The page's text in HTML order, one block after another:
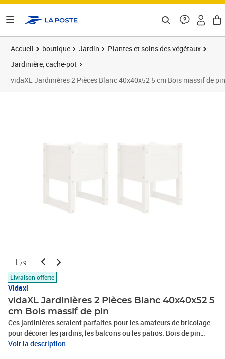
Accueil boutique Jardin
Plantes et soins des végétaux
Jardinière, cache-pot
vidaXL Jardinières 2 Pièces Blanc 40x40x52 5 cm Bois massif de pin
1 /9
Livraison offerte
Vidaxl
vidaXL Jardinières 2 Pièces Blanc 40x40x52 5
cm Bois massif de pin
Ces jardinières seraient parfaites pour les amateurs de bricolage
pour décorer les jardins, les balcons ou les patios. Bois de pin
massif : le bois de pin massif est un matériau naturel magnifique.
Voir la description